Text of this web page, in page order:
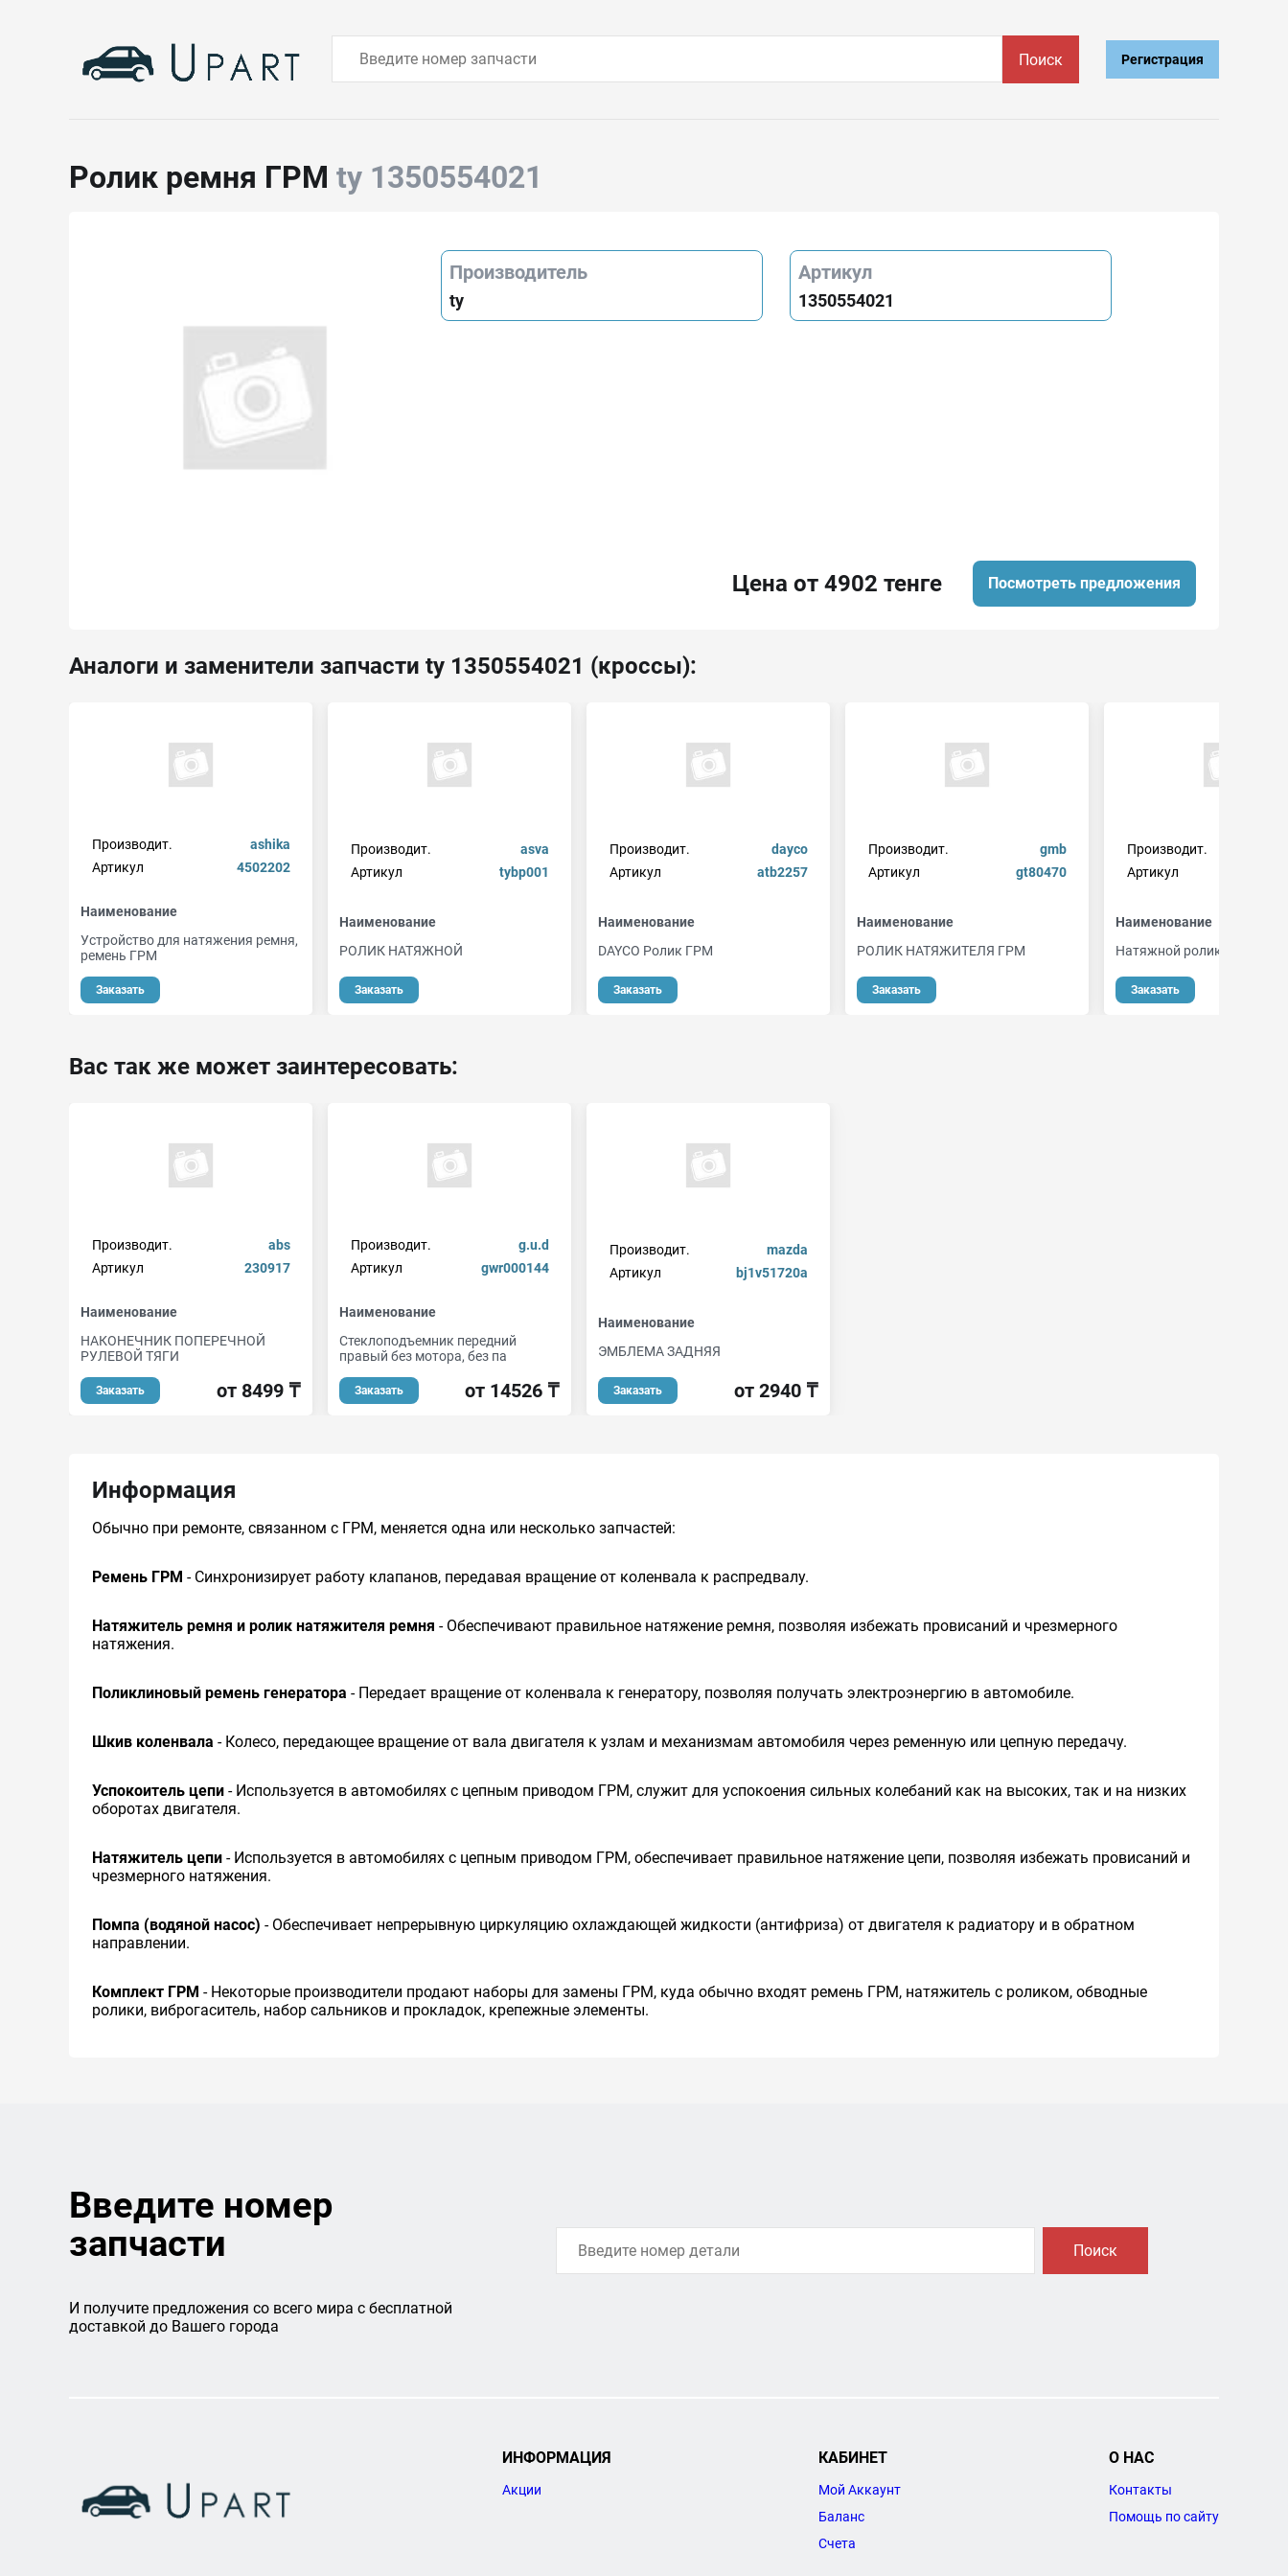
Поиск Регистрация
Ролик ремня ГРМ ty 1350554021
Производитель
ty
Артикул
1350554021
Цена от 4902 тенге Посмотреть предложения
Аналоги и заменители запчасти ty 1350554021 (кроссы):
Производит.
ashika
Артикул
4502202
Наименование
Устройство для натяжения ремня,
ремень ГРМ
Заказать
Производит.
asva
Артикул
tybp001
Наименование
РОЛИК НАТЯЖНОЙ
Заказать
Производит.
dayco
Артикул
atb2257
Наименование
DAYCO Ролик ГРМ
Заказать
Производит.
gmb
Артикул
gt80470
Наименование
РОЛИК НАТЯЖИТЕЛЯ ГРМ
Заказать
Производит.
Артикул
Наименование
Натяжной ролик, ремень
Заказать
Вас так же может заинтересовать:
Производит.
abs
Артикул
230917
Наименование
НАКОНЕЧНИК ПОПЕРЕЧНОЙ
РУЛЕВОЙ ТЯГИ
Заказать от 8499 ₸
Производит.
g.u.d
Артикул
gwr000144
Наименование
Стеклоподъемник передний
правый без мотора, без па
Заказать от 14526 ₸
Производит.
mazda
Артикул
bj1v51720a
Наименование
ЭМБЛЕМА ЗАДНЯЯ
Заказать от 2940 ₸
Информация
Обычно при ремонте, связанном с ГРМ, меняется одна или несколько запчастей:
Ремень ГРМ - Синхронизирует работу клапанов, передавая вращение от коленвала к распредвалу.
Натяжитель ремня и ролик натяжителя ремня - Обеспечивают правильное натяжение ремня, позволяя избежать провисаний и чрезмерного
натяжения.
Поликлиновый ремень генератора - Передает вращение от коленвала к генератору, позволяя получать электроэнергию в автомобиле.
Шкив коленвала - Колесо, передающее вращение от вала двигателя к узлам и механизмам автомобиля через ременную или цепную передачу.
Успокоитель цепи - Используется в автомобилях с цепным приводом ГРМ, служит для успокоения сильных колебаний как на высоких, так и на низких
оборотах двигателя.
Натяжитель цепи - Используется в автомобилях с цепным приводом ГРМ, обеспечивает правильное натяжение цепи, позволяя избежать провисаний и
чрезмерного натяжения.
Помпа (водяной насос) - Обеспечивает непрерывную циркуляцию охлаждающей жидкости (антифриза) от двигателя к радиатору и в обратном
направлении.
Комплект ГРМ - Некоторые производители продают наборы для замены ГРМ, куда обычно входят ремень ГРМ, натяжитель с роликом, обводные
ролики, виброгаситель, набор сальников и прокладок, крепежные элементы.
Введите номер
запчасти
И получите предложения со всего мира с бесплатной
доставкой до Вашего города
Поиск
ИНФОРМАЦИЯ
Акции
КАБИНЕТ
Мой Аккаунт
Баланс
Счета
О НАС
Контакты
Помощь по сайту